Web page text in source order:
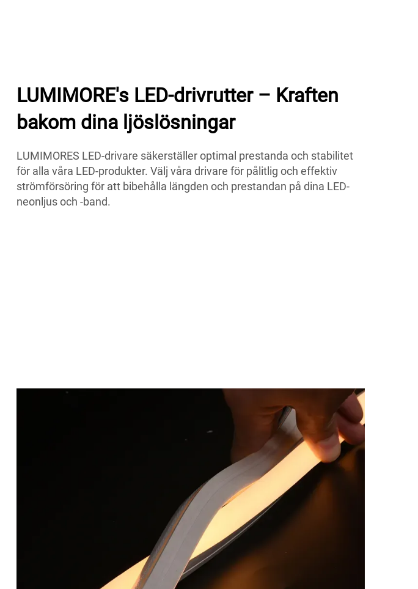
LUMIMORE's LED-drivrutter – Kraften
bakom dina ljöslösningar
LUMIMORES LED-drivare säkerställer optimal prestanda och stabilitet
för alla våra LED-produkter. Välj våra drivare för pålitlig och effektiv
strömförsöring för att bibehålla längden och prestandan på dina LED-
neonljus och -band.